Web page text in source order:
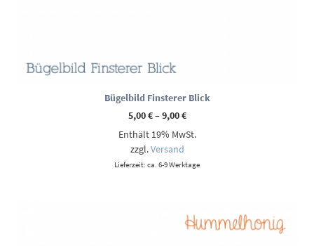
Bügelbild Finsterer Blick
5,00€–9,00€Preisspanne:
bis
Enthält 19% MwSt.
zzgl.Versand
Lieferzeit: ca. 6-9 Werktage